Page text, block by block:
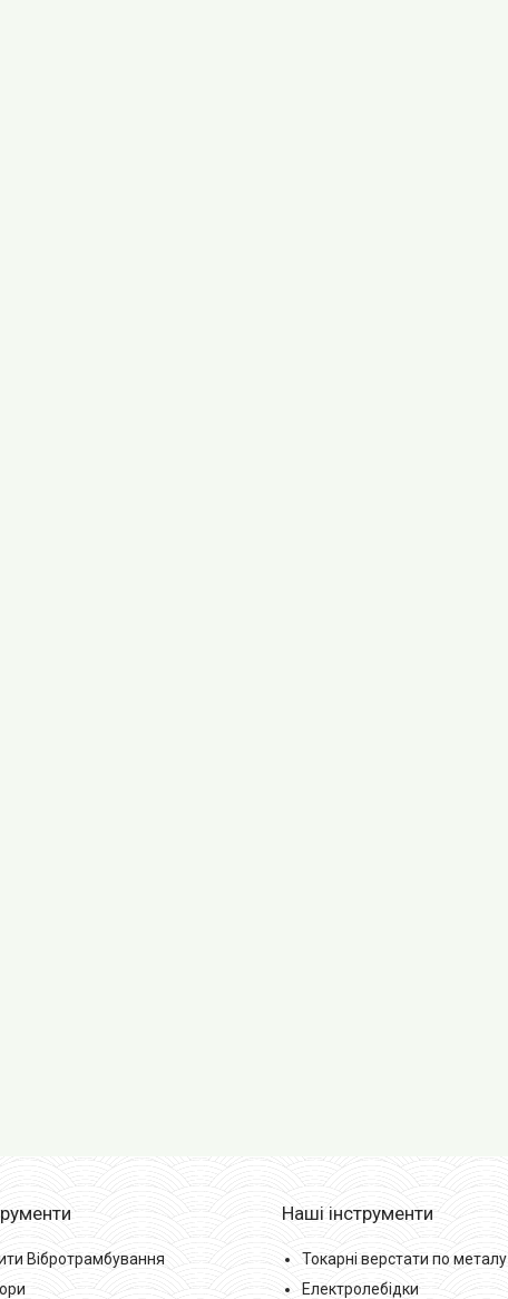
Вібротрамбування
Наші інструменти
Токарні верстати по металу
Електролебідки